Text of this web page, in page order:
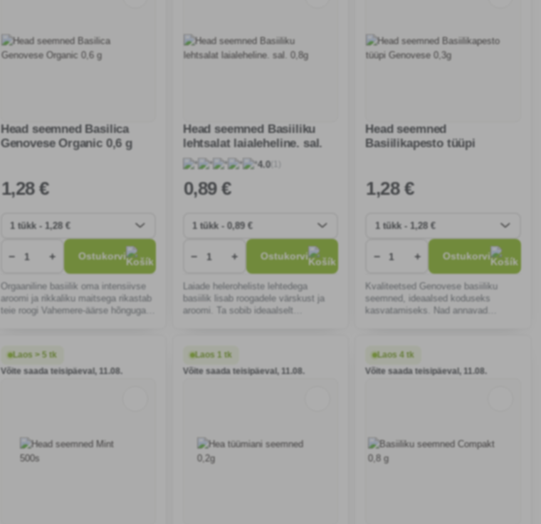
Head seemned Basilica
Genovese Organic 0,6 g
1,28 €
− + Ostukorvi
Orgaaniline basiilik oma intensiivse
aroomi ja rikkaliku maitsega rikastab
teie roogi Vahemere-äärse hõnguga.
Head seemned Basiiliku
lehtsalat laialeheline. sal.
0,8g
4.0(1)
0,89 €
− + Ostukorvi
Laiade heleroheliste lehtedega
basiilik lisab roogadele värskust ja
aroomi. Ta sobib ideaalselt
Head seemned
Basiilikapesto tüüpi
1,28 €
− + Ostukorvi
Kvaliteetsed Genovese basiiliku
seemned, ideaalsed koduseks
kasvatamiseks. Nad annavad
kasutamiseks k
Laos > 5 tk
Võite saada teisipäeval, 11.08.
Laos 1 tk
Võite saada teisipäeval, 11.08.
Laos 4 tk
Võite saada teisipäeval, 11.08.